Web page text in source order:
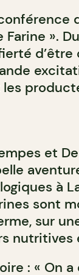
».
d’être
et
à
sont
sur
nutritives
: « On